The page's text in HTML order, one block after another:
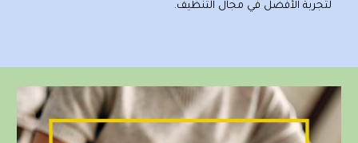
لتجربة الأفضل في مجال التنظيف.